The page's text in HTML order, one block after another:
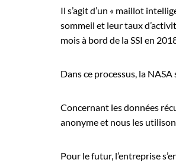
Il s’agit d’un « maillot
sommeil et leur taux
mois à bord de la SSI en
Dans ce processus, la
Concernant les données
anonyme et nous les
Pour le futur, l’entreprise